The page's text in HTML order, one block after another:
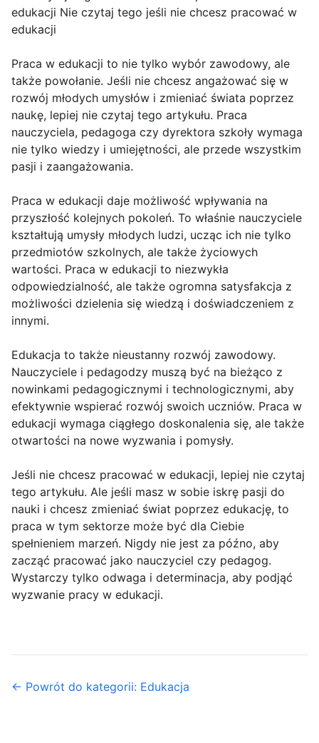
edukacji Nie czytaj tego jeśli nie chcesz pracować w
edukacji
Praca w edukacji to nie tylko wybór zawodowy, ale
także powołanie. Jeśli nie chcesz angażować się w
rozwój młodych umysłów i zmieniać świata poprzez
naukę, lepiej nie czytaj tego artykułu. Praca
nauczyciela, pedagoga czy dyrektora szkoły wymaga
nie tylko wiedzy i umiejętności, ale przede wszystkim
pasji i zaangażowania.
Praca w edukacji daje możliwość wpływania na
przyszłość kolejnych pokoleń. To właśnie nauczyciele
kształtują umysły młodych ludzi, ucząc ich nie tylko
przedmiotów szkolnych, ale także życiowych
wartości. Praca w edukacji to niezwykła
odpowiedzialność, ale także ogromna satysfakcja z
możliwości dzielenia się wiedzą i doświadczeniem z
innymi.
Edukacja to także nieustanny rozwój zawodowy.
Nauczyciele i pedagodzy muszą być na bieżąco z
nowinkami pedagogicznymi i technologicznymi, aby
efektywnie wspierać rozwój swoich uczniów. Praca w
edukacji wymaga ciągłego doskonalenia się, ale także
otwartości na nowe wyzwania i pomysły.
Jeśli nie chcesz pracować w edukacji, lepiej nie czytaj
tego artykułu. Ale jeśli masz w sobie iskrę pasji do
nauki i chcesz zmieniać świat poprzez edukację, to
praca w tym sektorze może być dla Ciebie
spełnieniem marzeń. Nigdy nie jest za późno, aby
zacząć pracować jako nauczyciel czy pedagog.
Wystarczy tylko odwaga i determinacja, aby podjąć
wyzwanie pracy w edukacji.
← Powrót do kategorii: Edukacja